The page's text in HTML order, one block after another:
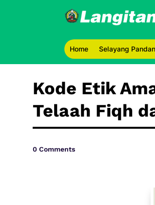
Home Selayang
Kode Etik
Telaah Fiqh
0 Comments